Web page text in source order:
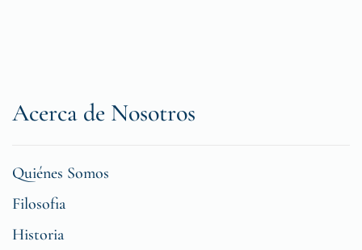
Acerca de Nosotros
Quiénes Somos
Filosofia
Historia